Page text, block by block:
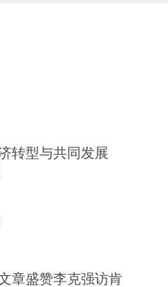
转型与共同发展
章盛赞李克强访肯